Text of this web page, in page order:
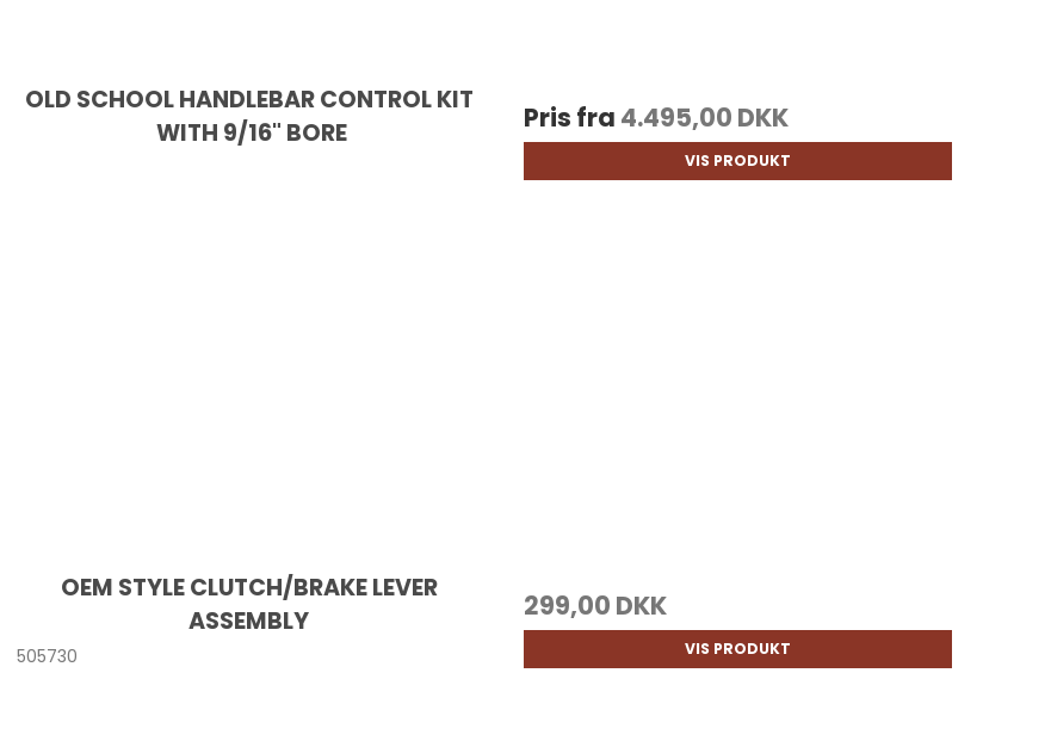
OLD SCHOOL HANDLEBAR CONTROL KIT
WITH 9/16" BORE
Pris fra 4.495,00 DKK
VIS PRODUKT
OEM STYLE CLUTCH/BRAKE LEVER
ASSEMBLY
505730
299,00 DKK
VIS PRODUKT